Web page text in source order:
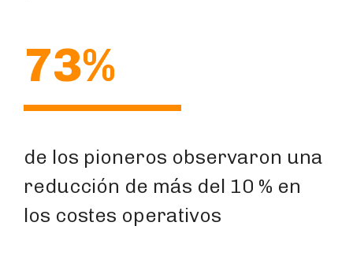
73%
de los pioneros observaron una
reducción de más del 10 % en
los costes operativos